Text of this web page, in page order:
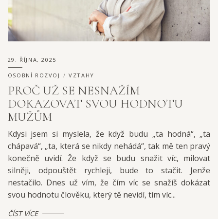
29. ŘÍJNA, 2025
OSOBNÍ ROZVOJ VZTAHY
PROČ UŽ SE NESNAŽÍM
DOKAZOVAT SVOU HODNOTU
MUŽŮM
Kdysi jsem si myslela, že když budu „ta hodná“, „ta
chápavá“, „ta, která se nikdy nehádá“, tak mě ten pravý
konečně uvidí. Že když se budu snažit víc, milovat
silněji, odpouštět rychleji, bude to stačit. Jenže
nestačilo. Dnes už vím, že čím víc se snažíš dokázat
svou hodnotu člověku, který tě nevidí, tím víc...
ČÍST VÍCE